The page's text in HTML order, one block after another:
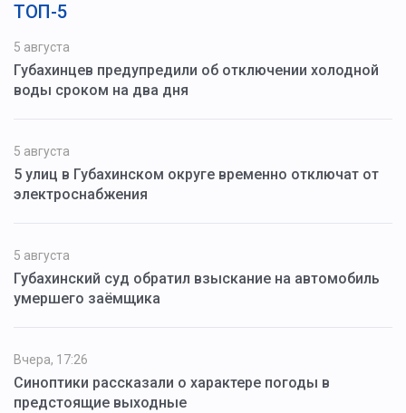
ТОП-5
5 августа
Губахинцев предупредили об отключении холодной
воды сроком на два дня
5 августа
5 улиц в Губахинском округе временно отключат от
электроснабжения
5 августа
Губахинский суд обратил взыскание на автомобиль
умершего заёмщика
Вчера, 17:26
Синоптики рассказали о характере погоды в
предстоящие выходные